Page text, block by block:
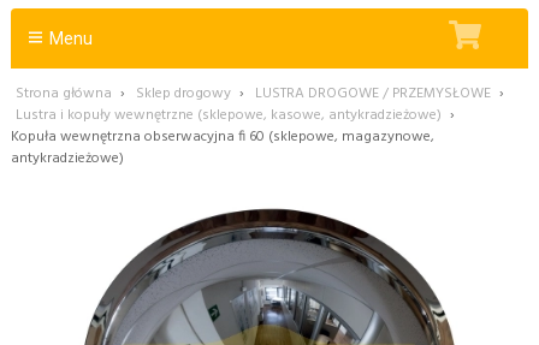
Menu
Strona główna › Sklep drogowy › LUSTRA DROGOWE / PRZEMYSŁOWE ›
Lustra i kopuły wewnętrzne (sklepowe, kasowe, antykradzieżowe) ›
Kopuła wewnętrzna obserwacyjna fi 60 (sklepowe, magazynowe,
antykradzieżowe)